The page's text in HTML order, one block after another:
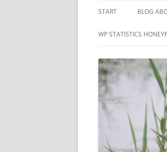
START BLOG
WP STATISTICS